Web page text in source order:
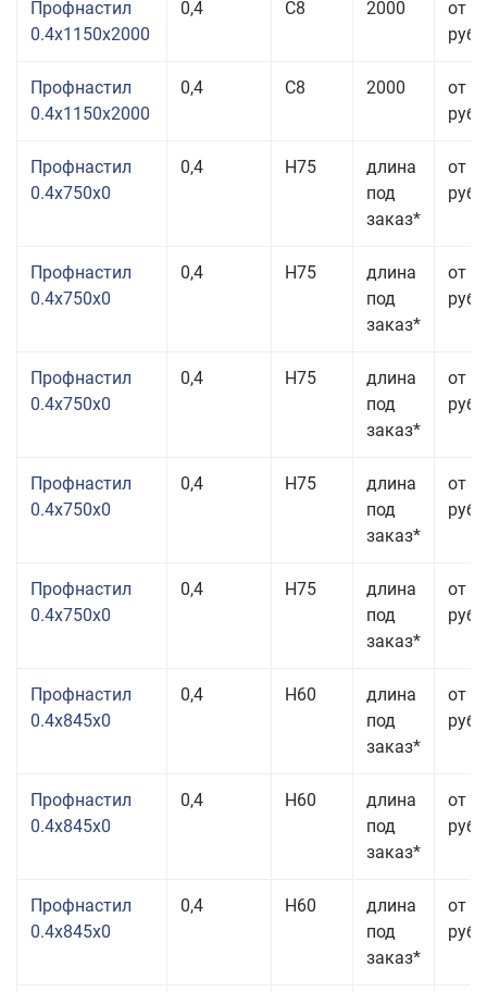
Профнастил
0.4x1150x2000
0,4 С8 2000
от
руб.
Профнастил
0.4x1150x2000
0,4 С8 2000
от
руб.
Профнастил
0.4x750x0
0,4 Н75
длина
под
заказ*
от
руб.
Профнастил
0.4x750x0
0,4 Н75
длина
под
заказ*
от
руб.
Профнастил
0.4x750x0
0,4 Н75
длина
под
заказ*
от
руб.
Профнастил
0.4x750x0
0,4 Н75
длина
под
заказ*
от
руб.
Профнастил
0.4x750x0
0,4 Н75
длина
под
заказ*
от
руб.
Профнастил
0.4x845x0
0,4 Н60
длина
под
заказ*
от
руб.
Профнастил
0.4x845x0
0,4 Н60
длина
под
заказ*
от
руб.
Профнастил
0.4x845x0
0,4 Н60
длина
под
заказ*
от
руб.